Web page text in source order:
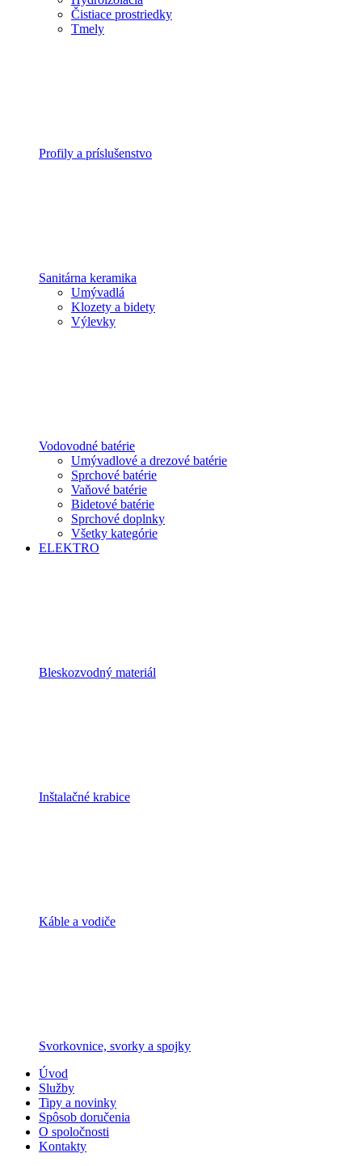
Čistiace prostriedky
Tmely
Profily a príslušenstvo
Sanitárna keramika
Umývadlá
Klozety a bidety
Výlevky
Vodovodné batérie
Umývadlové a drezové batérie
Sprchové batérie
Vaňové batérie
Bidetové batérie
Sprchové doplnky
Všetky kategórie
ELEKTRO
Bleskozvodný materiál
Inštalačné krabice
Káble a vodiče
Svorkovnice, svorky a spojky
Úvod
Služby
Tipy a novinky
Spôsob doručenia
O spoločnosti
Kontakty